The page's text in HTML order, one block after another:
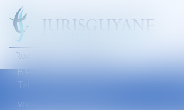
46 avenue de la liberté
B.P.315 - 97327 Cayenne Cedex
Tel : +594 594 29 45 35
www.jurisguyane.com